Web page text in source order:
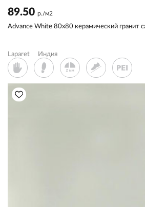
89.50 р./м2
Advance White 80x80 керамический гранит
Laparet Индия